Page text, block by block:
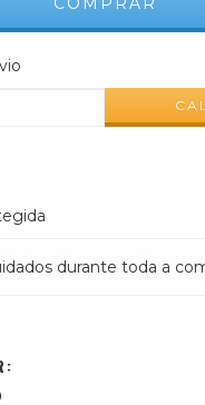
durante toda a